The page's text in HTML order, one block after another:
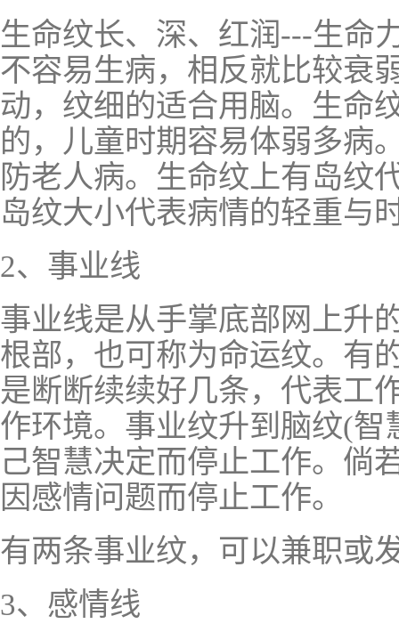
生命纹长、深、红润---生命
不容易生病，相反就比较衰
动，纹细的适合用脑。生命
的，儿童时期容易体弱多病
防老人病。生命纹上有岛纹
岛纹大小代表病情的轻重与
2、事业线
事业线是从手掌底部网上升
根部，也可称为命运纹。有
是断断续续好几条，代表工
作环境。事业纹升到脑纹(
己智慧决定而停止工作。倘
因感情问题而停止工作。
有两条事业纹，可以兼职或
3、感情线